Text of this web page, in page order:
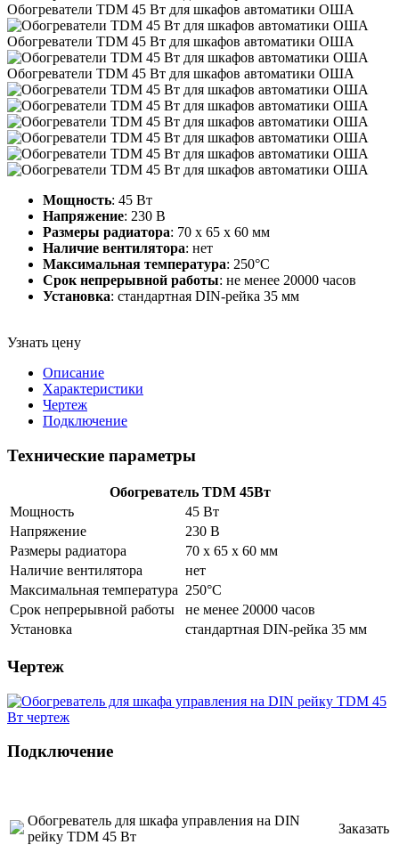
Обогреватели TDM 45 Вт для шкафов автоматики ОША
Обогреватели TDM 45 Вт для шкафов автоматики ОША
Обогреватели TDM 45 Вт для шкафов автоматики ОША
Мощность: 45 Вт
Напряжение: 230 В
Размеры радиатора: 70 х 65 х 60 мм
Наличие вентилятора: нет
Максимальная температура: 250°С
Срок непрерывной работы: не менее 20000 часов
Установка: стандартная DIN-рейка 35 мм
Узнать цену
Описание
Характеристики
Чертеж
Подключение
Технические параметры
Обогреватель TDM 45Вт
Мощность
45 Вт
Напряжение
230 В
Размеры радиатора
70 х 65 х 60 мм
Наличие вентилятора
нет
Максимальная температура 250°С
Срок непрерывной работы
не менее 20000 часов
Установка
стандартная DIN-рейка 35 мм
Чертеж
Подключение
Обогреватель для шкафа управления на DIN
рейку TDM 45 Вт
Заказать